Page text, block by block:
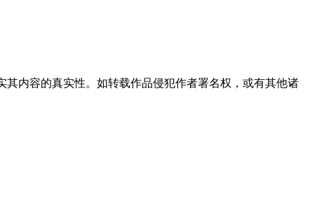
内容的真实性。如转载作品侵犯作者署名权，或有其他诸